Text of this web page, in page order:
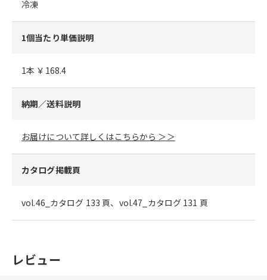
冷凍
1個当たり単価説明
1本 ￥168.4
納期／送料説明
お届けについて詳しくはこちらから ＞＞
カタログ掲載頁
vol.46_カタログ 133 頁、vol.47_カタログ 131 頁
レビュー